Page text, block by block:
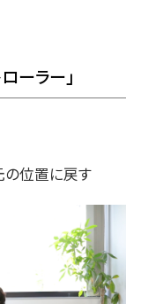
ーラー」
の位置に戻す